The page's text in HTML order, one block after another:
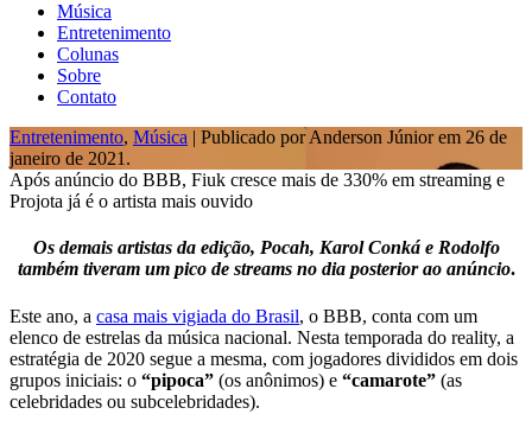
Música
Entretenimento
Colunas
Sobre
Contato
Entretenimento, Música | Publicado por Anderson Júnior em 26 de
janeiro de 2021.
Após anúncio do BBB, Fiuk cresce mais de 330% em streaming e
Projota já é o artista mais ouvido
Os demais artistas da edição, Pocah, Karol Conká e Rodolfo
também tiveram um pico de streams no dia posterior ao anúncio.
Este ano, a casa mais vigiada do Brasil, o BBB, conta com um
elenco de estrelas da música nacional. Nesta temporada do reality, a
estratégia de 2020 segue a mesma, com jogadores divididos em dois
grupos iniciais: o “pipoca” (os anônimos) e “camarote” (as
celebridades ou subcelebridades).